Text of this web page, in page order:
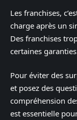
Les franchises,
charge après un
Des franchises
certaines
Pour éviter des
et posez des
compréhension
est essentielle